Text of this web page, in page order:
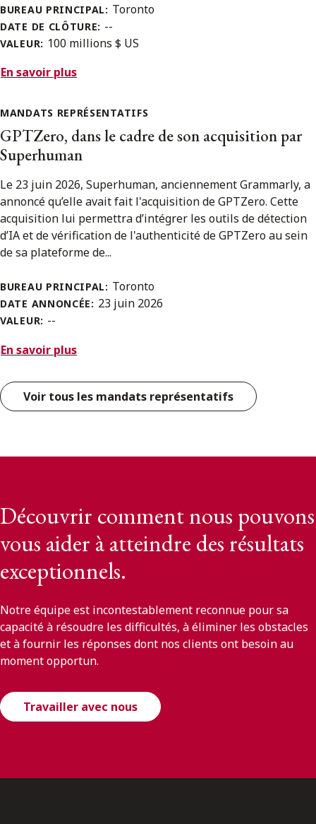
BUREAU PRINCIPAL: Toronto
DATE DE CLÔTURE: --
VALEUR: 100 millions $ US
En savoir plus
MANDATS REPRÉSENTATIFS
GPTZero, dans le cadre de son acquisition par
Superhuman
Le 23 juin 2026, Superhuman, anciennement Grammarly, a
annoncé qu’elle avait fait l'acquisition de GPTZero. Cette
acquisition lui permettra d’intégrer les outils de détection
d’IA et de vérification de l'authenticité de GPTZero au sein
de sa plateforme de...
BUREAU PRINCIPAL: Toronto
DATE ANNONCÉE: 23 juin 2026
VALEUR: --
En savoir plus
Voir tous les mandats représentatifs
Découvrir comment nous pouvons
vous aider à atteindre des résultats
exceptionnels.
Notre équipe est incontestablement reconnue pour sa
capacité à résoudre les difficultés, à éliminer les obstacles
et à fournir les réponses dont nos clients ont besoin au
moment opportun.
Travailler avec nous